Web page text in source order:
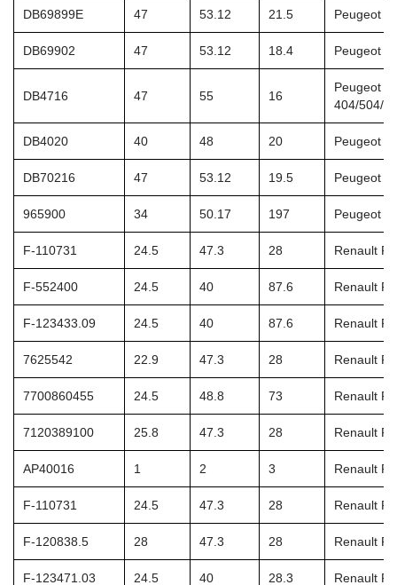
DB69899E 47 53.12 21.5 Peugeot
DB69902 47 53.12 18.4 Peugeot
DB4716 47 55 16
Peugeot
404/504/
DB4020 40 48 20 Peugeot
DB70216 47 53.12 19.5 Peugeot
965900 34 50.17 197 Peugeot
F-110731 24.5 47.3 28 Renault
F-552400 24.5 40 87.6 Renault
F-123433.09 24.5 40 87.6 Renault
7625542 22.9 47.3 28 Renault
7700860455 24.5 48.8 73 Renault
7120389100 25.8 47.3 28 Renault
AP40016 1 2 3 Renault
F-110731 24.5 47.3 28 Renault
F-120838.5 28 47.3 28 Renault
F-123471.03 24.5 40 28.3 Renault